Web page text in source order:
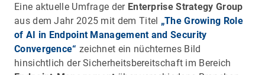
Eine aktuelle Umfrage der Enterprise Strategy Group
aus dem Jahr 2025 mit dem Titel „The Growing Role
of AI in Endpoint Management and Security
Convergence“ zeichnet ein nüchternes Bild
hinsichtlich der Sicherheitsbereitschaft im Bereich